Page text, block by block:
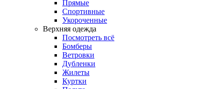
Прямые
Спортивные
Укороченные
Верхняя одежда
Посмотреть всё
Бомберы
Ветровки
Дубленки
Жилеты
Куртки